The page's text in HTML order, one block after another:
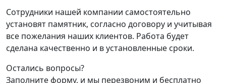
Сотрудники нашей компании самостоятельно
установят памятник, согласно договору и учитывая
все пожелания наших клиентов. Работа будет
сделана качественно и в установленные сроки.
Остались вопросы?
Заполните форму, и мы перезвоним и бесплатно